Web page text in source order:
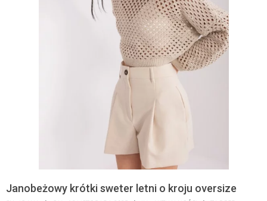
Janobeżowy krótki sweter letni o kroju oversize